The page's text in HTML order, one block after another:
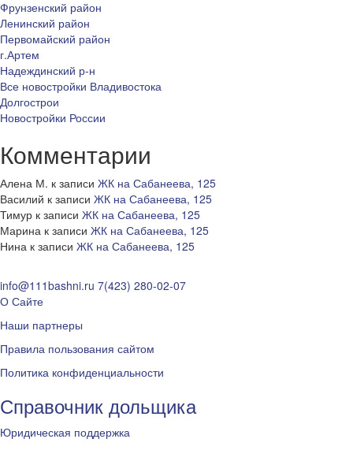
Фрунзенский район
Ленинский район
Первомайский район
г.Артем
Надеждинский р-н
Все новостройки Владивостока
Долгострои
Новостройки России
Комментарии
Алена М. к записи ЖК на Сабанеева, 125
Василий к записи ЖК на Сабанеева, 125
Тимур к записи ЖК на Сабанеева, 125
Марина к записи ЖК на Сабанеева, 125
Нина к записи ЖК на Сабанеева, 125
info@111bashni.ru 7(423) 280-02-07
О Сайте
Наши партнеры
Правила пользования сайтом
Политика конфиденциальности
Справочник дольщика
Юридическая поддержка